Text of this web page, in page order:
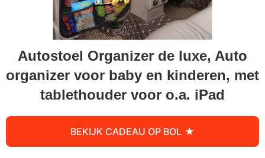
Autostoel Organizer de luxe, Auto
organizer voor baby en kinderen, met
tablethouder voor o.a. iPad
BEKIJK CADEAU OP BOL